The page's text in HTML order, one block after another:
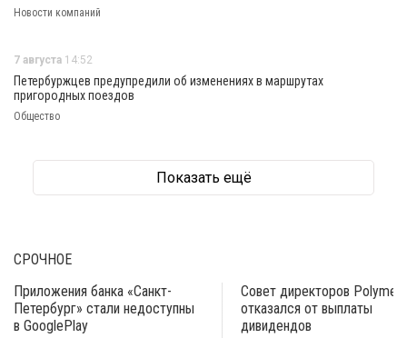
Новости компаний
7 августа 14:52
Петербуржцев предупредили об изменениях в маршрутах
пригородных поездов
Общество
Показать ещё
СРОЧНОЕ
Приложения банка «Санкт-
Петербург» стали недоступны
в GooglePlay
Совет директоров
отказался от выплаты
дивидендов